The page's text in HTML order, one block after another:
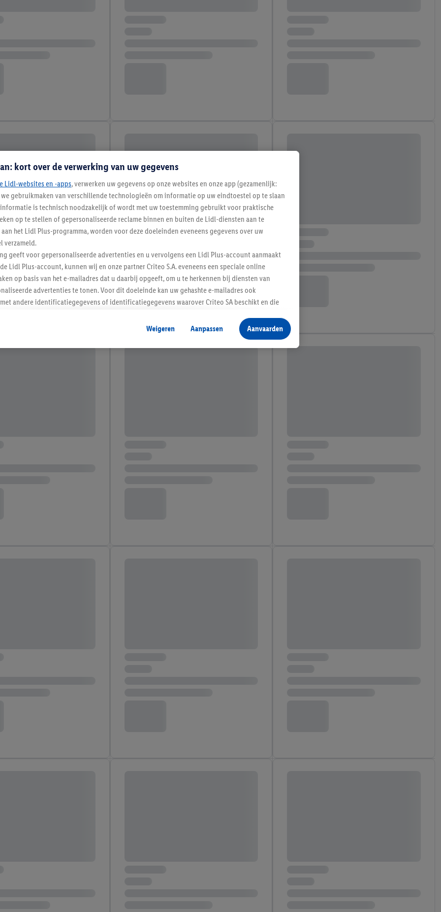
kort over de verwerking van uw gegevens
Lidl-websites en -apps, verwerken uw gegevens op onze websites en onze app (gezamenlijk:
gebruikmaken van verschillende technologieën om informatie op uw eindtoestel op te slaan
is technisch noodzakelijk of wordt met uw toestemming gebruikt voor praktische
op te stellen of gepersonaliseerde reclame binnen en buiten de Lidl-diensten aan te
het Lidl Plus-programma, worden voor deze doeleinden eveneens gegevens over uw
verzameld.
geeft voor gepersonaliseerde advertenties en u vervolgens een Lidl Plus-account aanmaakt
Lidl Plus-account, kunnen wij en onze partner Criteo S.A. eveneens een speciale online
op basis van het e-mailadres dat u daarbij opgeeft, om u te herkennen bij diensten van
advertenties te tonen. Voor dit doeleinde kan uw gehashte e-mailadres ook
andere identificatiegegevens of identificatiegegevens waarover Criteo SA beschikt en die
kunnen advertenties in het kader van retargeting, d.w.z. advertenties voor producten waarin
(bijvoorbeeld door het product in de webshop aan uw winkelmandje toe te voegen, maar het
apparaten en verschillende Lidl-diensten worden weergegeven als er met behulp
Weigeren Aanpassen Aanvaarden